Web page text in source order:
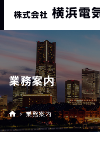
業務案内
業務案内